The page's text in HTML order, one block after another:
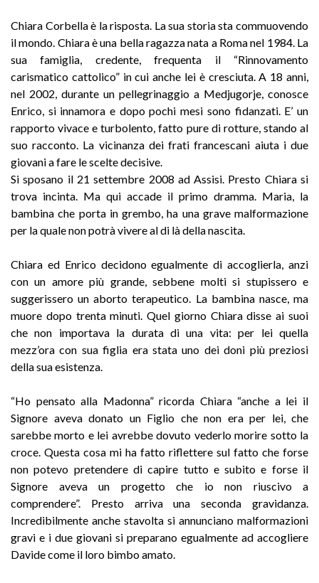
Chiara Corbella è la risposta. La sua storia sta commuovendo
il mondo. Chiara è una bella ragazza nata a Roma nel 1984. La
sua famiglia, credente, frequenta il “Rinnovamento
carismatico cattolico” in cui anche lei è cresciuta. A 18 anni,
nel 2002, durante un pellegrinaggio a Medjugorje, conosce
Enrico, si innamora e dopo pochi mesi sono fidanzati. E’ un
rapporto vivace e turbolento, fatto pure di rotture, stando al
suo racconto. La vicinanza dei frati francescani aiuta i due
giovani a fare le scelte decisive.
Si sposano il 21 settembre 2008 ad Assisi. Presto Chiara si
trova incinta. Ma qui accade il primo dramma. Maria, la
bambina che porta in grembo, ha una grave malformazione
per la quale non potrà vivere al di là della nascita.
Chiara ed Enrico decidono egualmente di accoglierla, anzi
con un amore più grande, sebbene molti si stupissero e
suggerissero un aborto terapeutico. La bambina nasce, ma
muore dopo trenta minuti. Quel giorno Chiara disse ai suoi
che non importava la durata di una vita: per lei quella
mezz’ora con sua figlia era stata uno dei doni più preziosi
della sua esistenza.
“Ho pensato alla Madonna” ricorda Chiara “anche a lei il
Signore aveva donato un Figlio che non era per lei, che
sarebbe morto e lei avrebbe dovuto vederlo morire sotto la
croce. Questa cosa mi ha fatto riflettere sul fatto che forse
non potevo pretendere di capire tutto e subito e forse il
Signore aveva un progetto che io non riuscivo a
comprendere”. Presto arriva una seconda gravidanza.
Incredibilmente anche stavolta si annunciano malformazioni
gravi e i due giovani si preparano egualmente ad accogliere
Davide come il loro bimbo amato.